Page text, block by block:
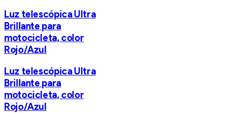
Luz telescópica Ultra
Brillante para
motocicleta, color
Rojo/Azul
Luz telescópica Ultra
Brillante para
motocicleta, color
Rojo/Azul